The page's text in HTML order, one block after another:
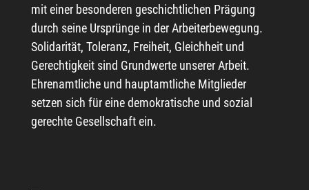
mit einer besonderen geschichtlichen Prägung
durch seine Ursprünge in der Arbeiterbewegung.
Solidarität, Toleranz, Freiheit, Gleichheit und
Gerechtigkeit sind Grundwerte unserer Arbeit.
Ehrenamtliche und hauptamtliche Mitglieder
setzen sich für eine demokratische und sozial
gerechte Gesellschaft ein.